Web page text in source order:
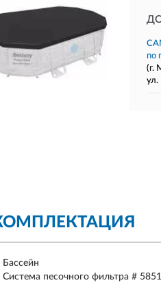
по
(г.
ул.
Бассейн
Система песочного фильтра #